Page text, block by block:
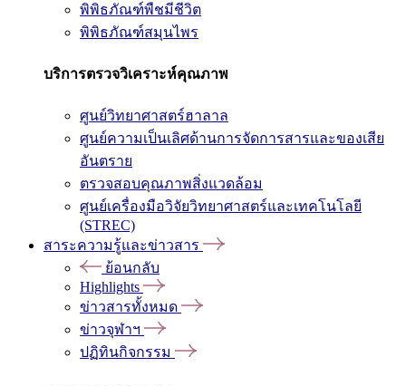
พิพิธภัณฑ์พืชมีชีวิต
พิพิธภัณฑ์สมุนไพร
บริการตรวจวิเคราะห์คุณภาพ
ศูนย์วิทยาศาสตร์ฮาลาล
ศูนย์ความเป็นเลิศด้านการจัดการสารและของเสีย
อันตราย
ตรวจสอบคุณภาพสิ่งแวดล้อม
ศูนย์เครื่องมือวิจัยวิทยาศาสตร์และเทคโนโลยี
(STREC)
สาระความรู้และข่าวสาร
ย้อนกลับ
Highlights
ข่าวสารทั้งหมด
ข่าวจุฬาฯ
ปฏิทินกิจกรรม